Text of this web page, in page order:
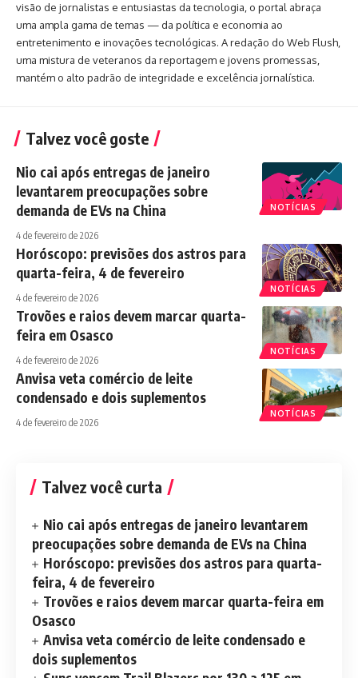
visão de jornalistas e entusiastas da tecnologia, o portal abraça
uma ampla gama de temas — da política e economia ao
entretenimento e inovações tecnológicas. A redação do Web Flush,
uma mistura de veteranos da reportagem e jovens promessas,
mantém o alto padrão de integridade e excelência jornalística.
Talvez você goste
NOTÍCIAS
Nio cai após entregas de janeiro
levantarem preocupações sobre
demanda de EVs na China
4 de fevereiro de 2026
NOTÍCIAS
Horóscopo: previsões dos astros para
quarta-feira, 4 de fevereiro
4 de fevereiro de 2026
NOTÍCIAS
Trovões e raios devem marcar quarta-
feira em Osasco
4 de fevereiro de 2026
NOTÍCIAS
Anvisa veta comércio de leite
condensado e dois suplementos
4 de fevereiro de 2026
Talvez você curta
Nio cai após entregas de janeiro levantarem
preocupações sobre demanda de EVs na China
Horóscopo: previsões dos astros para quarta-
feira, 4 de fevereiro
Trovões e raios devem marcar quarta-feira em
Osasco
Anvisa veta comércio de leite condensado e
dois suplementos